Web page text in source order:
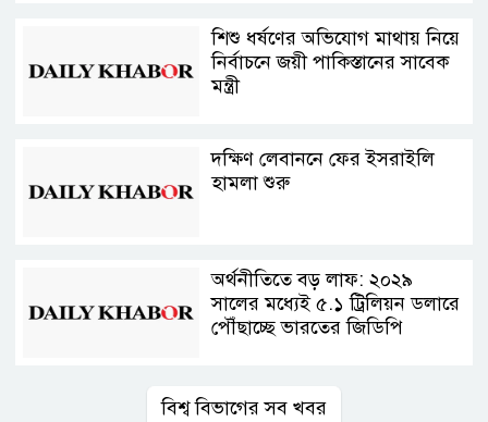
শিশু ধর্ষণের অভিযোগ মাথায় নিয়ে
নির্বাচনে জয়ী পাকিস্তানের সাবেক
মন্ত্রী
দক্ষিণ লেবাননে ফের ইসরাইলি
হামলা শুরু
অর্থনীতিতে বড় লাফ: ২০২৯
সালের মধ্যেই ৫.১ ট্রিলিয়ন ডলারে
পৌঁছাচ্ছে ভারতের জিডিপি
বিশ্ব বিভাগের সব খবর